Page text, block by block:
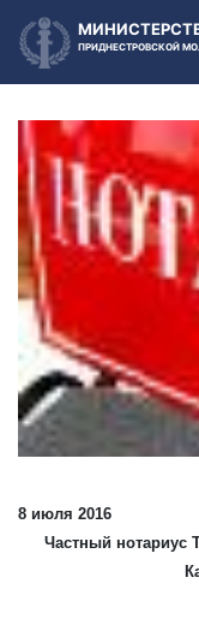
ПРИДНЕСТРОВСКОЙ
8 июля 2016
Частный нотариус